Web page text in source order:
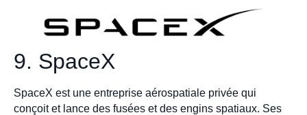
9. SpaceX
SpaceX est une entreprise aérospatiale privée qui
conçoit et lance des fusées et des engins spatiaux. Ses